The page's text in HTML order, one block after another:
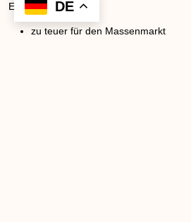
Es war:
zu teuer für den Massenmarkt